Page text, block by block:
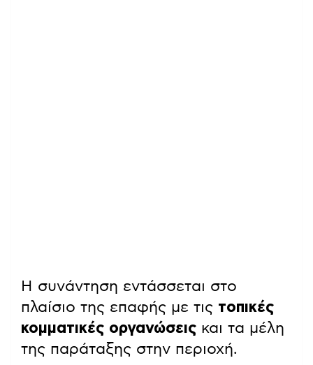
Η συνάντηση εντάσσεται στο
πλαίσιο της επαφής με τις τοπικές
κομματικές οργανώσεις και τα μέλη
της παράταξης στην περιοχή.